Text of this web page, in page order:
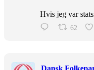
Hvis jeg var
62
Dansk